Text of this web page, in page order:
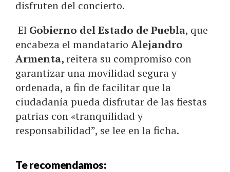
disfruten del concierto.
El Gobierno del Estado de Puebla, que
encabeza el mandatario Alejandro
Armenta,reitera su compromiso con
garantizar una movilidad segura y
ordenada, a fin de facilitar que la
ciudadanía pueda disfrutar de las fiestas
patrias con «tranquilidad y
responsabilidad”, se lee en la ficha.
Te recomendamos: